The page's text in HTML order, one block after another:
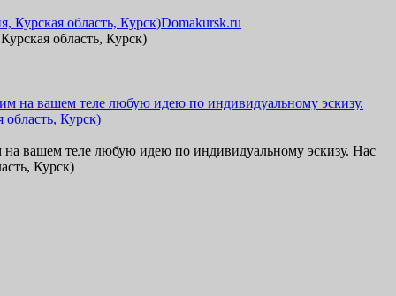
Domakursk.ru
область, Курск)
на вашем теле любую идею по индивидуальному эскизу. Нас
Курск)